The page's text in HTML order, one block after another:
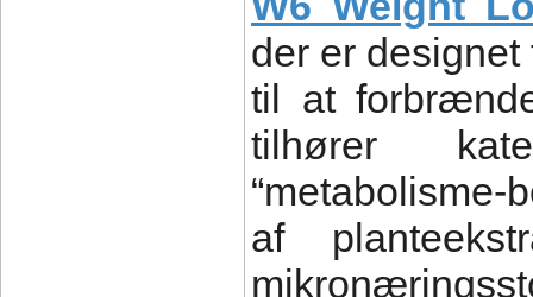
der er
til at
tilhører
“metabolisme-
af